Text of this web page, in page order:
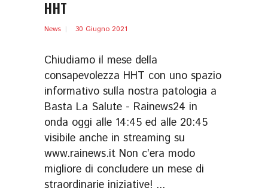
HHT
News 30 Giugno 2021
Chiudiamo il mese della
consapevolezza HHT con uno spazio
informativo sulla nostra patologia a
Basta La Salute - Rainews24 in
onda oggi alle 14:45 ed alle 20:45
visibile anche in streaming su
www.rainews.it Non c’era modo
migliore di concludere un mese di
straordinarie iniziative! ...